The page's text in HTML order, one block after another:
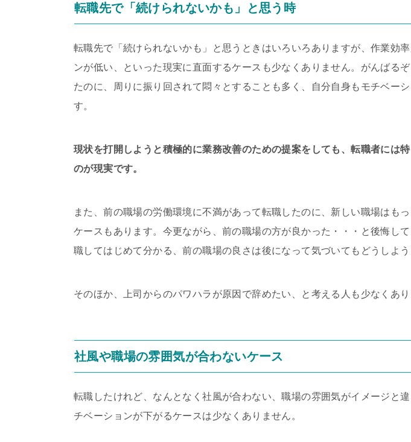
転職先で「続けられないかも」と思う時
転職先で「続けられないかも」と思うときはいろいろありますが、作業効
ンが低い、といった現実に直面するケースも少なくありません。がんばる
たのに、周りに振り回されて悶々とすることも多く、自分自身もモチベー
す。
現状を打開しようと積極的に業務改善のための提案をしても、転職者には
のが現実です。
また、前の職場の労働環境に不満があって転職したのに、新しい職場はも
ケースもあります。今更ながら、前の職場の方が良かった・・・と後悔し
職してはじめて分かる、前の職場の良さは後になって気づいてもどうしよう
そのほか、上司からのパワハラが原因で辞めたい、と考える人も少なくあり
社風や職場の雰囲気が合わないケース
転職したけれど、なんとなく社風が合わない、職場の雰囲気がイメージと
チベーションが下がるケースは少なくありません。